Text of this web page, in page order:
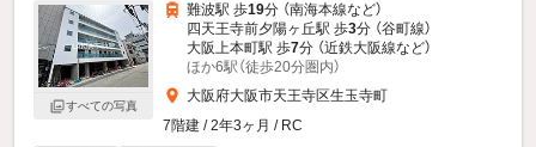
すべての写真
難波駅 歩19分 （南海本線など）
四天王寺前夕陽ヶ丘駅 歩3分 （谷町線）
大阪上本町駅 歩7分 （近鉄大阪線など）
ほか6駅（徒歩20分圏内）
大阪府大阪市天王寺区生玉寺町
7階建 / 2年3ヶ月 / RC